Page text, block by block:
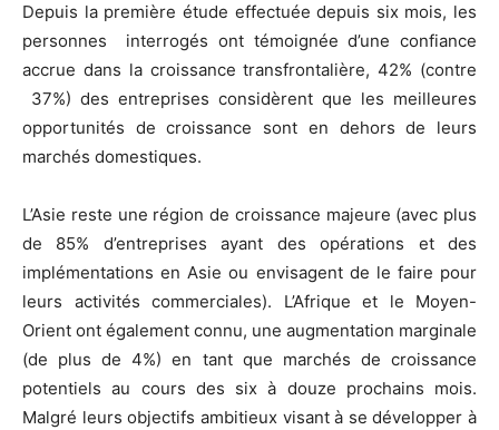
Depuis la première étude effectuée depuis six mois, les
personnes interrogés ont témoignée d’une confiance
accrue dans la croissance transfrontalière, 42% (contre
37%) des entreprises considèrent que les meilleures
opportunités de croissance sont en dehors de leurs
marchés domestiques.
L’Asie reste une région de croissance majeure (avec plus
de 85% d’entreprises ayant des opérations et des
implémentations en Asie ou envisagent de le faire pour
leurs activités commerciales). L’Afrique et le Moyen-
Orient ont également connu, une augmentation marginale
(de plus de 4%) en tant que marchés de croissance
potentiels au cours des six à douze prochains mois.
Malgré leurs objectifs ambitieux visant à se développer à